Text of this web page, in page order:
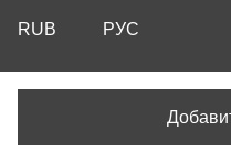
RUB РУС